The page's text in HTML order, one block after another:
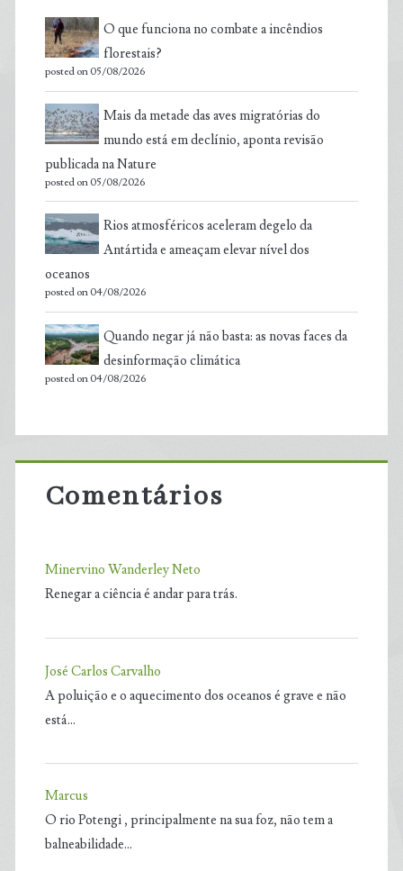
O que funciona no combate a incêndios
florestais?
posted on 05/08/2026
Mais da metade das aves migratórias do
mundo está em declínio, aponta revisão
publicada na Nature
posted on 05/08/2026
Rios atmosféricos aceleram degelo da
Antártida e ameaçam elevar nível dos
oceanos
posted on 04/08/2026
Quando negar já não basta: as novas faces da
desinformação climática
posted on 04/08/2026
Comentários
Minervino Wanderley Neto
Renegar a ciência é andar para trás.
José Carlos Carvalho
A poluição e o aquecimento dos oceanos é grave e não
está…
Marcus
O rio Potengi , principalmente na sua foz, não tem a
balneabilidade…